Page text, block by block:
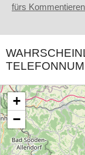
fürs